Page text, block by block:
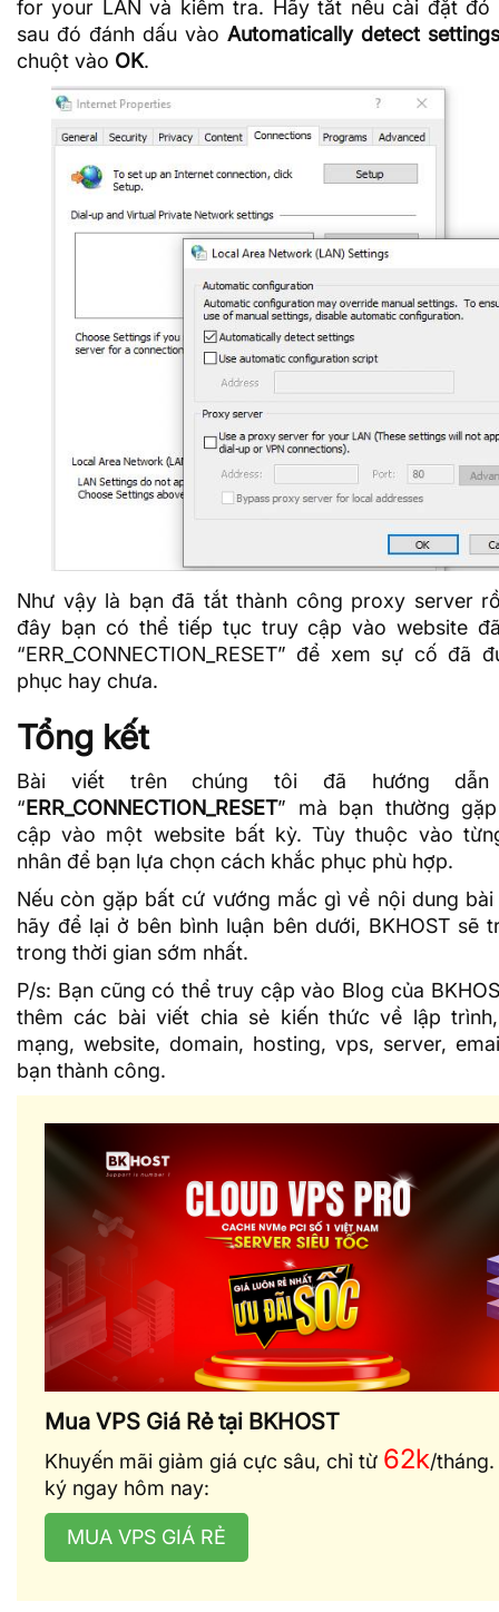
for your LAN và kiểm tra. Hãy tắt nếu cài đặt đó
sau đó đánh dấu vào Automatically detect settings
chuột vào OK.
Như vậy là bạn đã tắt thành công proxy server
đây bạn có thể tiếp tục truy cập vào website
“ERR_CONNECTION_RESET” để xem sự cố đã
phục hay chưa.
Tổng kết
Bài viết trên chúng tôi đã hướng
“ERR_CONNECTION_RESET” mà bạn thường
cập vào một website bất kỳ. Tùy thuộc vào
nhân để bạn lựa chọn cách khắc phục phù hợp.
Nếu còn gặp bất cứ vướng mắc gì về nội dung
hãy để lại ở bên bình luận bên dưới, BKHOST sẽ
trong thời gian sớm nhất.
P/s: Bạn cũng có thể truy cập vào Blog của
thêm các bài viết chia sẻ kiến thức về lập
mạng, website, domain, hosting, vps, server,
bạn thành công.
Mua VPS Giá Rẻ tại BKHOST
Khuyến mãi giảm giá cực sâu, chỉ từ 62k/
ký ngay hôm nay:
MUA VPS GIÁ RẺ